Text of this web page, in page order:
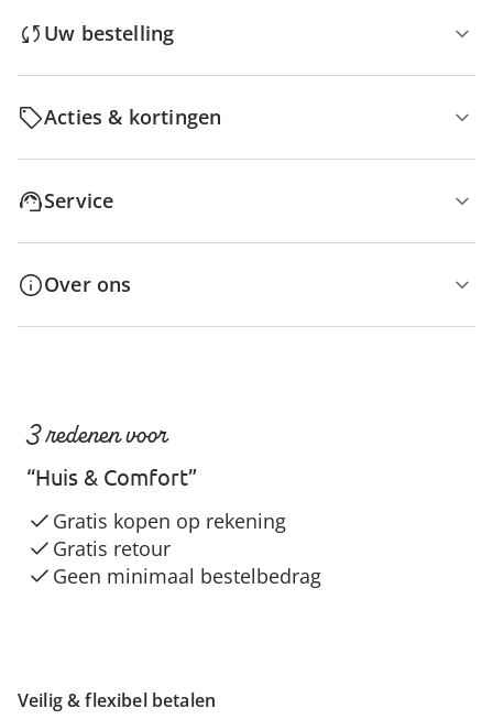
Uw bestelling
Acties & kortingen
Service
Over ons
Veilig & flexibel betalen
3 redenen voor
“Huis & Comfort”
Gratis kopen op rekening
Gratis retour
Geen minimaal bestelbedrag